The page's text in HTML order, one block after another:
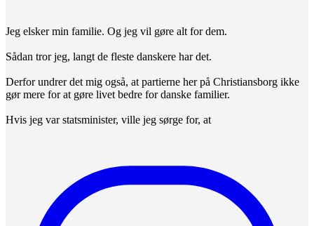
Jeg elsker min familie. Og jeg vil gøre alt for dem.
Sådan tror jeg, langt de fleste danskere har det.
Derfor undrer det mig også, at partierne her på Christiansborg ikke
gør mere for at gøre livet bedre for danske familier.
Hvis jeg var statsminister, ville jeg sørge for, at